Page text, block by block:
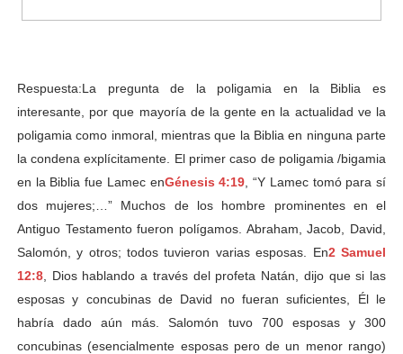
Respuesta:La pregunta de la poligamia en la Biblia es
interesante, por que mayoría de la gente en la actualidad ve la
poligamia como inmoral, mientras que la Biblia en ninguna parte
la condena explícitamente. El primer caso de poligamia /bigamia
en la Biblia fue Lamec enGénesis 4:19 , “Y Lamec tomó para sí
dos mujeres;…” Muchos de los hombre prominentes en el
Antiguo Testamento fueron polígamos. Abraham, Jacob, David,
Salomón, y otros; todos tuvieron varias esposas. En2 Samuel
12:8, Dios hablando a través del profeta Natán, dijo que si las
esposas y concubinas de David no fueran suficientes, Él le
habría dado aún más. Salomón tuvo 700 esposas y 300
concubinas (esencialmente esposas pero de un menor rango)